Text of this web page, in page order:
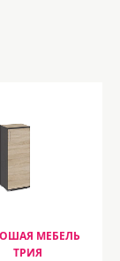
МЕБЕЛЬ
ТРИЯ